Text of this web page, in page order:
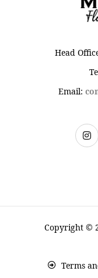
Head
Email:
Copyright ©
Terms